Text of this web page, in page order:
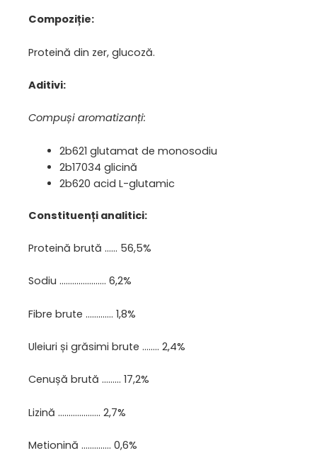
Compoziție:
Proteină din zer, glucoză.
Aditivi:
Compuși aromatizanți:
2b621 glutamat de monosodiu
2b17034 glicină
2b620 acid L-glutamic
Constituenți analitici:
Proteină brută …… 56,5%
Sodiu …………………. 6,2%
Fibre brute …………. 1,8%
Uleiuri și grăsimi brute …….. 2,4%
Cenușă brută ……… 17,2%
Lizină ……………….. 2,7%
Metionină ………….. 0,6%